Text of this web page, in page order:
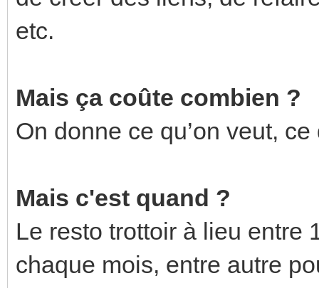
etc.
Mais ça coûte combien ?
On donne ce qu’on veut,
Mais c'est quand ?
Le resto trottoir à lieu entre
chaque mois, entre autre